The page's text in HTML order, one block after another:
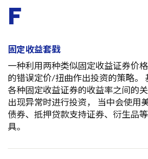
F
固定收益套戥
一种利用两种类似固定收益证券价
的错误定价/扭曲作出投资的策略。
各种固定收益证券的收益率之间的
出现异常时进行投资， 当中会使用
债券、抵押贷款支持证券、衍生品
具。